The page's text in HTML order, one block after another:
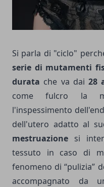
Si parla di "ciclo"
serie di mutamenti
durata che va dai28
come fulcro la
l'inspessimento
dell'utero adatto al
mestruazione si
tessuto in caso di
fenomeno di “pulizia”
accompagnato da